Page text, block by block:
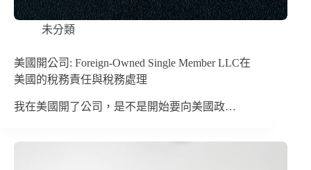
未分類
美國開公司: Foreign-Owned Single Member LLC在
美國的稅務責任與稅務處理
我在美國開了公司，是不是開始要向美國政…